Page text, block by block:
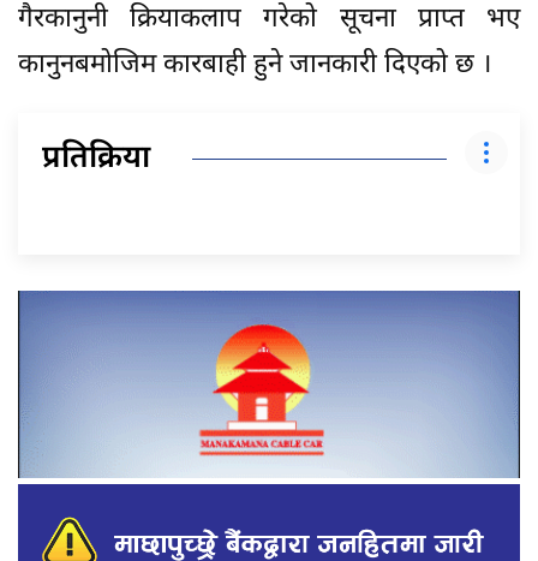
गैरकानुनी क्रियाकलाप गरेको सूचना प्राप्त भए
कानुनबमोजिम कारबाही हुने जानकारी दिएको छ ।
प्रतिक्रिया